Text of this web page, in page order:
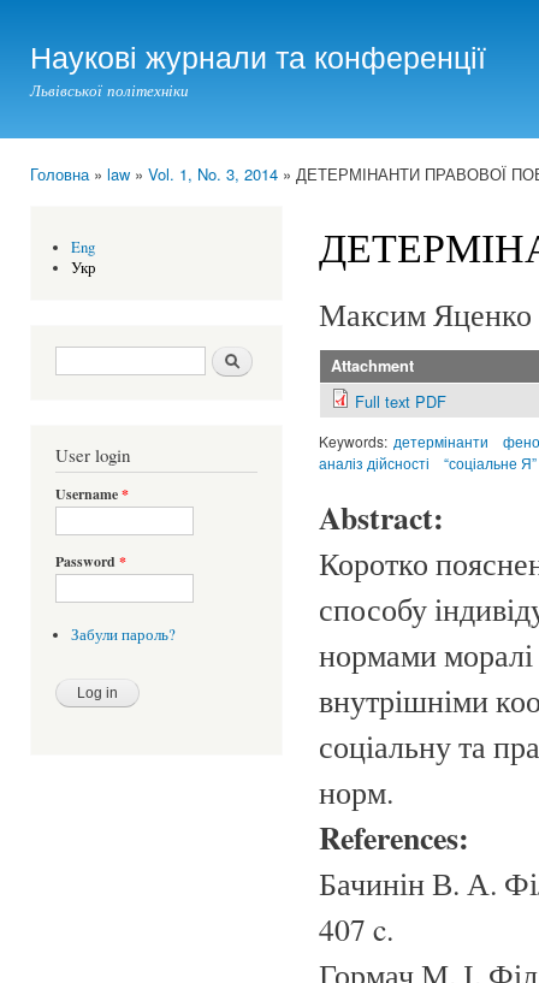
Наукові журнали та конференції
Львівської політехніки
Головна» law » Vol. 1, No. 3, 2014 » ДЕТЕРМІНАНТИ ПРАВОВОЇ
Eng
Укр
Search form Шукати
User login
Username*
Password *
Забули пароль?
Максим Яценко
Attachment
Full text PDF
Keywords: детермінанти
аналіз дійсності
“соціальне Я”
Abstract:
Коротко
способу
нормами моралі
внутрішніми
соціальну та
норм.
References:
Бачинін В. А.
407 c.